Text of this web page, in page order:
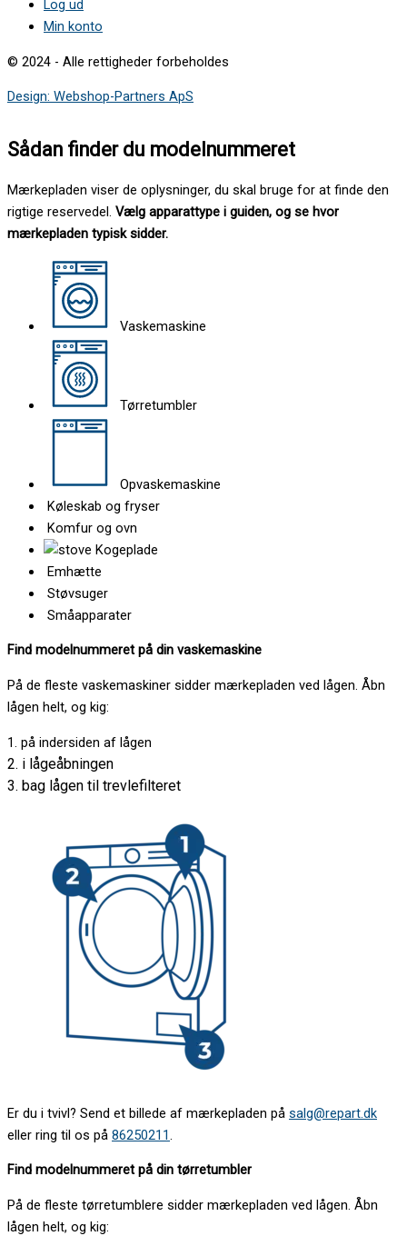
Log ud
Min konto
© 2024 - Alle rettigheder forbeholdes
Design: Webshop-Partners ApS
Sådan finder du modelnummeret
Mærkepladen viser de oplysninger, du skal bruge for at finde den
rigtige reservedel. Vælg apparattype i guiden, og se hvor
mærkepladen typisk sidder.
Vaskemaskine
Tørretumbler
Opvaskemaskine
Køleskab og fryser
Komfur og ovn
Kogeplade
Emhætte
Støvsuger
Småapparater
Find modelnummeret på din vaskemaskine
På de fleste vaskemaskiner sidder mærkepladen ved lågen. Åbn
lågen helt, og kig:
1. på indersiden af lågen
2. i lågeåbningen
3. bag lågen til trevlefilteret
Er du i tvivl? Send et billede af mærkepladen på salg@repart.dk
eller ring til os på 86250211.
Find modelnummeret på din tørretumbler
På de fleste tørretumblere sidder mærkepladen ved lågen. Åbn
lågen helt, og kig: